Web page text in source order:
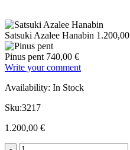
Satsuki Azalee Hanabin 1.200,00
Pinus pent 740,00 €
Write your comment
Availability: In Stock
Sku:3217
1.200,00 €